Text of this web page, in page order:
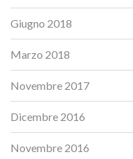
Giugno 2018
Marzo 2018
Novembre 2017
Dicembre 2016
Novembre 2016